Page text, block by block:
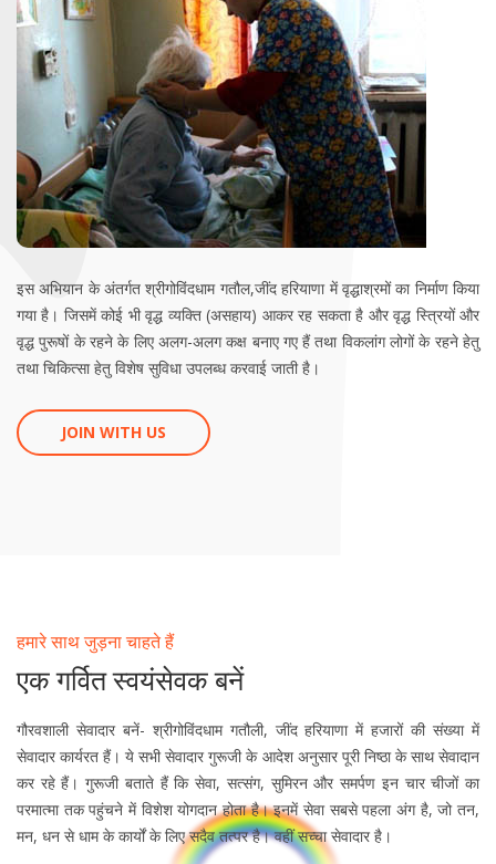
इस अभियान के अंतर्गत श्रीगोविंदधाम गतौल,जींद हरियाणा में वृद्धाश्रमों का निर्माण किया
गया है। जिसमें कोई भी वृद्ध व्यक्ति (असहाय) आकर रह सकता है और वृद्ध स्त्रियों और
वृद्ध पुरूषों के रहने के लिए अलग-अलग कक्ष बनाए गए हैं तथा विकलांग लोगों के रहने हेतु
तथा चिकित्सा हेतु विशेष सुविधा उपलब्ध करवाई जाती है।
JOIN WITH US
हमारे साथ जुड़ना चाहते हैं
एक गर्वित स्वयंसेवक बनें
गौरवशाली सेवादार बनें- श्रीगोविंदधाम गतौली, जींद हरियाणा में हजारों की संख्या में
सेवादार कार्यरत हैं। ये सभी सेवादार गुरूजी के आदेश अनुसार पूरी निष्ठा के साथ सेवादान
कर रहे हैं। गुरूजी बताते हैं कि सेवा, सत्संग, सुमिरन और समर्पण इन चार चीजों का
परमात्मा तक पहुंचने में विशेश योगदान होता है। इनमें सेवा सबसे पहला अंग है, जो तन,
मन, धन से धाम के कार्यों के लिए सदैव तत्पर है। वहीं सच्चा सेवादार है।